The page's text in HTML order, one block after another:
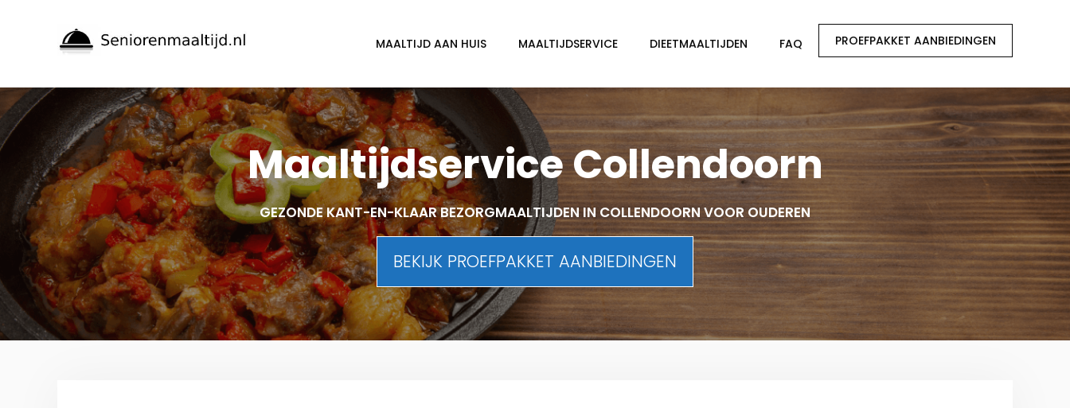
MAALTIJD AAN HUIS MAALTIJDSERVICE DIEETMAALTIJDEN FAQ PROEFPAKKET AANBIEDINGEN
Maaltijdservice Collendoorn
GEZONDE KANT-EN-KLAAR BEZORGMAALTIJDEN IN COLLENDOORN VOOR OUDEREN
BEKIJK PROEFPAKKET AANBIEDINGEN